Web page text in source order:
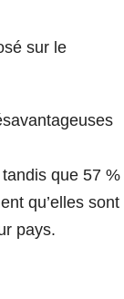
sur le
que 57 %
qu’elles sont
pays.